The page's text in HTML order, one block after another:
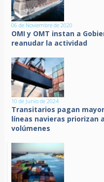
06 de Noviembre de 2020
OMI y OMT instan a
reanudar la actividad
10 de Junio de 2024
Transitarios pagan
líneas navieras priorizan
volúmenes